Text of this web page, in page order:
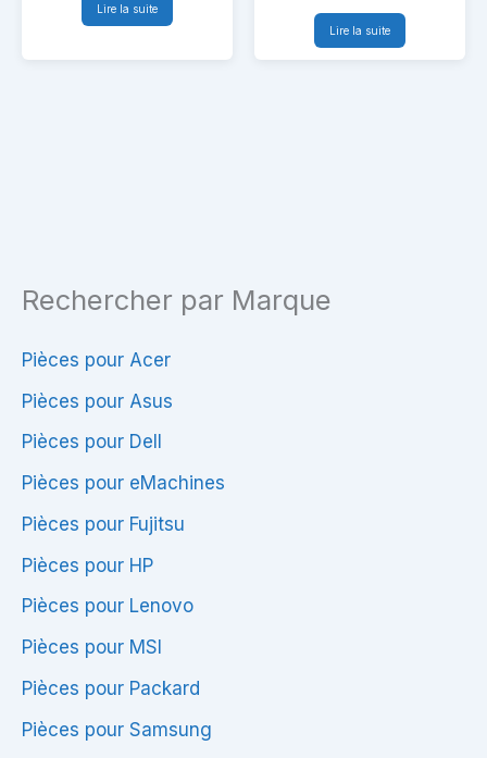
Rechercher par Marque
Pièces pour Acer
Pièces pour Asus
Pièces pour Dell
Pièces pour eMachines
Pièces pour Fujitsu
Pièces pour HP
Pièces pour Lenovo
Pièces pour MSI
Pièces pour Packard
Pièces pour Samsung
3.42A
Lire la suite
Chargeur
19V
Lire la suite